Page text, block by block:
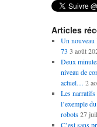
Articles
Un
73 3 août
Deux
niveau de
actuel… 2
Les narratifs
l’exemple
robots 27
C’est sans